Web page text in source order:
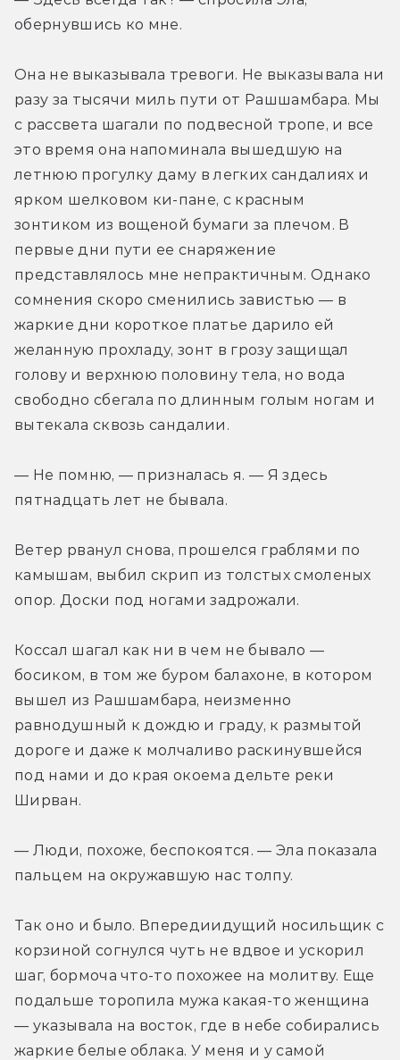
обернувшись ко мне.
Она не выказывала тревоги. Не выказывала ни
разу за тысячи миль пути от Рашшамбара. Мы
с рассвета шагали по подвесной тропе, и все
это время она напоминала вышедшую на
летнюю прогулку даму в легких сандалиях и
ярком шелковом ки-пане, с красным
зонтиком из вощеной бумаги за плечом. В
первые дни пути ее снаряжение
представлялось мне непрактичным. Однако
сомнения скоро сменились завистью — в
жаркие дни короткое платье дарило ей
желанную прохладу, зонт в грозу защищал
голову и верхнюю половину тела, но вода
свободно сбегала по длинным голым ногам и
вытекала сквозь сандалии.
— Не помню, — призналась я. — Я здесь
пятнадцать лет не бывала.
Ветер рванул снова, прошелся граблями по
камышам, выбил скрип из толстых смоленых
опор. Доски под ногами задрожали.
Коссал шагал как ни в чем не бывало —
босиком, в том же буром балахоне, в котором
вышел из Рашшамбара, неизменно
равнодушный к дождю и граду, к размытой
дороге и даже к молчаливо раскинувшейся
под нами и до края окоема дельте реки
Ширван.
— Люди, похоже, беспокоятся. — Эла показала
пальцем на окружавшую нас толпу.
Так оно и было. Впередиидущий носильщик с
корзиной согнулся чуть не вдвое и ускорил
шаг, бормоча что-то похожее на молитву. Еще
подальше торопила мужа какая-то женщина
— указывала на восток, где в небе собирались
жаркие белые облака. У меня и у самой